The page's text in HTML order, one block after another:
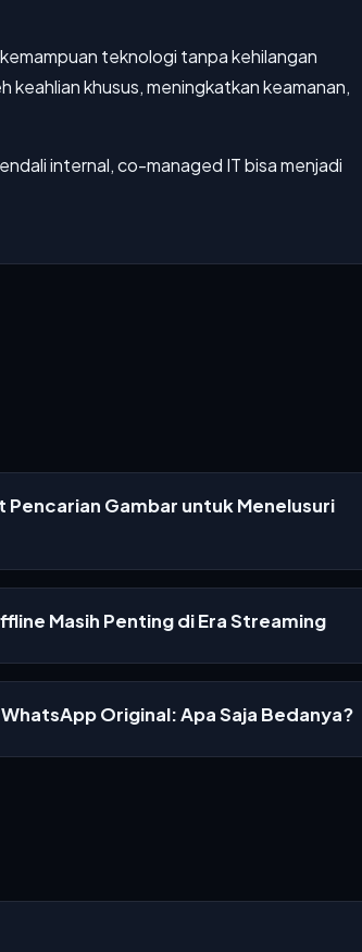
teknologi tanpa kehilangan
khusus, meningkatkan keamanan,
internal, co-managed IT bisa menjadi
Gambar untuk Menelusuri
Masih Penting di Era Streaming
Original: Apa Saja Bedanya?